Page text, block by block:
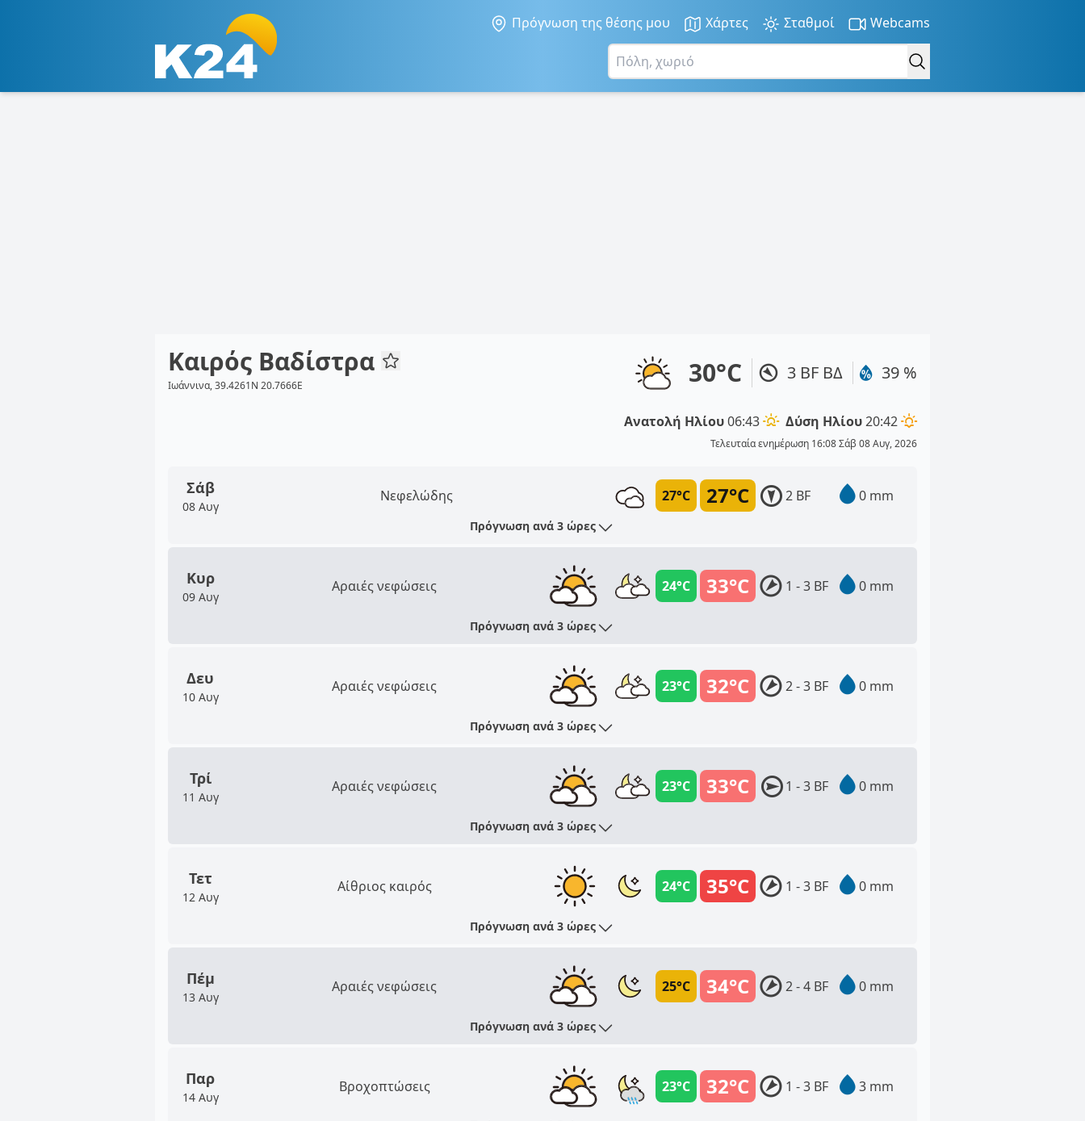
Πρόγνωση της θέσης μου Χάρτες Σταθμοί Webcams
Καιρός Βαδίστρα
Ιωάννινα, 39.4261N 20.7666E 30°C 3 BF ΒΔ 39 %
Ανατολή Ηλίου06:43 Δύση Ηλίου20:42
Τελευταία ενημέρωση 16:08 Σάβ 08 Αυγ, 2026
Σάβ
08 Αυγ
Νεφελώδης 27°C
27°C 2 BF 0 mm
Πρόγνωση ανά 3 ώρες
Κυρ
09 Αυγ
Αραιές νεφώσεις 33°C
24°C 1 - 3 BF 0 mm
Πρόγνωση ανά 3 ώρες
Δευ
10 Αυγ
Αραιές νεφώσεις 32°C
23°C 2 - 3 BF 0 mm
Πρόγνωση ανά 3 ώρες
Τρί
11 Αυγ
Αραιές νεφώσεις 33°C
23°C 1 - 3 BF 0 mm
Πρόγνωση ανά 3 ώρες
Τετ
12 Αυγ
Αίθριος καιρός 35°C
24°C 1 - 3 BF 0 mm
Πρόγνωση ανά 3 ώρες
Πέμ
13 Αυγ
Αραιές νεφώσεις 34°C
25°C 2 - 4 BF 0 mm
Πρόγνωση ανά 3 ώρες
Παρ
14 Αυγ
Βροχοπτώσεις 32°C
23°C 1 - 3 BF 3 mm